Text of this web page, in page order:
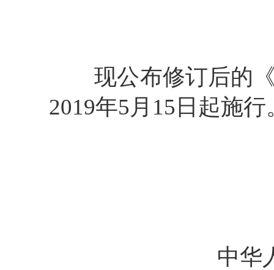
现公布修订后的《
2019年5月15日起施行
中华